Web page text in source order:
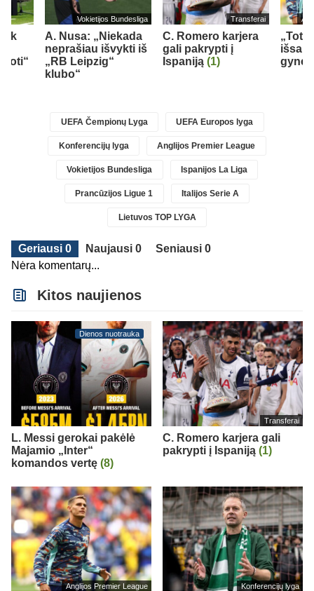
tik
Vokietijos Bundesliga
A. Nusa: „Niekada
neprašiau išvykti iš
„RB Leipzig“
klubo“
Transferai
C. Romero karjera
gali pakrypti į
Ispaniją (1)
UEFA Čempionų Lyga UEFA Europos lyga
Konferencijų lyga Anglijos Premier League
Vokietijos Bundesliga Ispanijos La Liga
Prancūzijos Ligue 1 Italijos Serie A
Lietuvos TOP LYGA
Geriausi 0 Naujausi 0
Seniausi 0
Nėra komentarų...
Kitos naujienos
Dienos nuotrauka
L. Messi gerokai pakėlė
Majamio „Inter“
komandos vertę (8)
Transferai
C. Romero karjera gali
pakrypti į Ispaniją (1)
Anglijos Premier League Konferencijų lyga